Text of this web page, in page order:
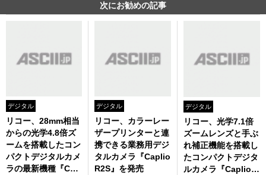
次にお勧めの記事
デジタル
リコー、28mm相当
からの光学4.8倍ズ
ームを搭載したコン
パクトデジタルカメ
ラの最新機種『Cap
デジタル
リコー、カラーレー
ザープリンターと連
携できる業務用デジ
タルカメラ『Caplio
R2S』を発売
デジタル
リコー、光学7.1倍
ズームレンズと手ぶ
れ補正機能を搭載し
たコンパクトデジタ
ルカメラ『Caplio R